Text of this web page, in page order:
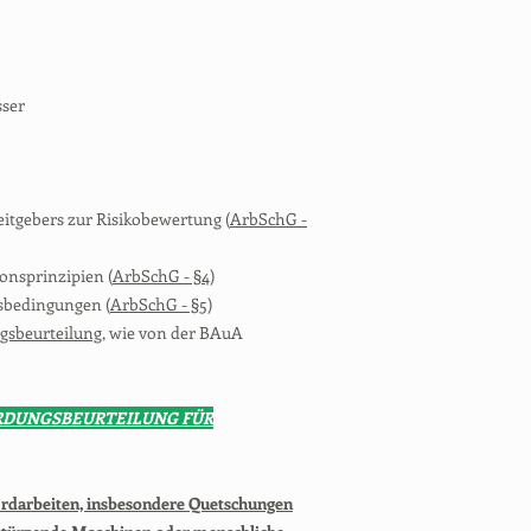
zur Risikobewertung (ArbSchG -
(ArbSchG - §4)
(ArbSchG - §5)
, wie von der BAuA
FÜR
insbesondere Quetschungen